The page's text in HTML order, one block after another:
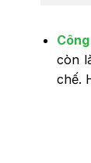
còn
chế.